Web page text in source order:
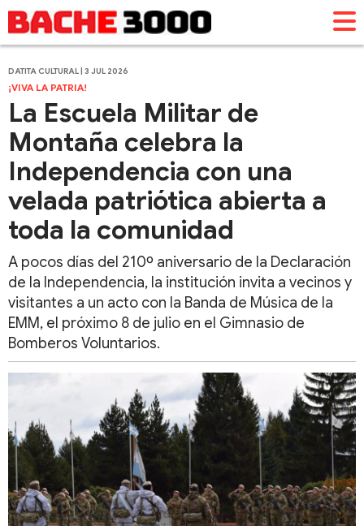
DATITA CULTURAL | 3 JUL 2026
¡VIVA LA PATRIA!
La Escuela Militar de
Montaña celebra la
Independencia con una
velada patriótica abierta a
toda la comunidad
A pocos días del 210º aniversario de la Declaración
de la Independencia, la institución invita a vecinos y
visitantes a un acto con la Banda de Música de la
EMM, el próximo 8 de julio en el Gimnasio de
Bomberos Voluntarios.